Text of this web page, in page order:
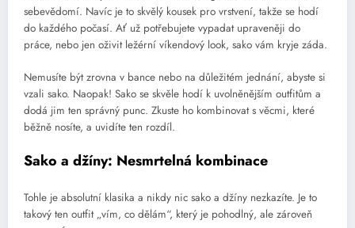
sebevědomí. Navíc je to skvělý kousek pro vrstvení, takže se hodí
do každého počasí. Ať už potřebujete vypadat upraveněji do
práce, nebo jen oživit ležérní víkendový look, sako vám kryje záda.
Nemusíte být zrovna v bance nebo na důležitém jednání, abyste si
vzali sako. Naopak! Sako se skvěle hodí k uvolněnějším outfitům a
dodá jim ten správný punc. Zkuste ho kombinovat s věcmi, které
běžně nosíte, a uvidíte ten rozdíl.
Sako a džíny: Nesmrtelná kombinace
Tohle je absolutní klasika a nikdy nic sako a džíny nezkazíte. Je to
takový ten outfit „vím, co dělám“, který je pohodlný, ale zároveň